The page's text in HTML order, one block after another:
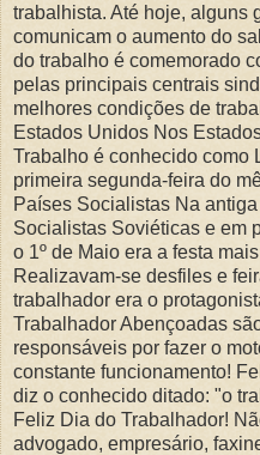
trabalhista. Até hoje, alguns
comunicam o aumento do
do trabalho é comemorado
pelas principais centrais
melhores condições de
Estados Unidos Nos
Trabalho é conhecido como
primeira segunda-feira do
Países Socialistas Na
Socialistas Soviéticas e em
o 1º de Maio era a festa
Realizavam-se desfiles e
trabalhador era o
Trabalhador Abençoadas
responsáveis por fazer o
constante funcionamento!
diz o conhecido ditado: "o
Feliz Dia do Trabalhador!
advogado, empresário,